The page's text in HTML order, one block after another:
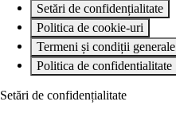
Setări de confidențialitate
Politica de cookie-uri
Termeni și condiții generale
Politica de confidentialitate
Setări de confidențialitate